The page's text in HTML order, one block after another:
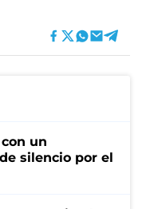
un
silencio por el